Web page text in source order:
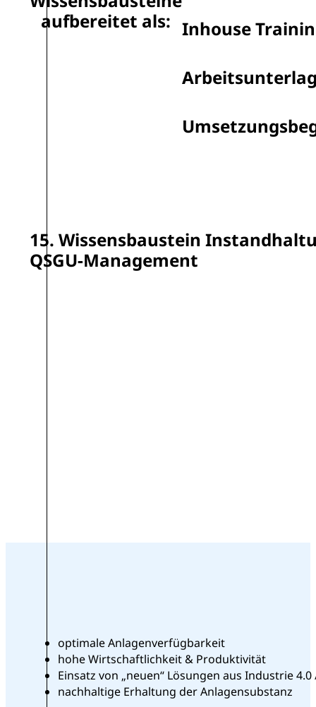
aufbereitet als: Inhouse
15. Wissensbaustein
QSGU-Management
optimale Anlagenverfügbarkeit
hohe Wirtschaftlichkeit & Produktivität
Einsatz von „neuen“ Lösungen aus Industrie
nachhaltige Erhaltung der Anlagensubstanz